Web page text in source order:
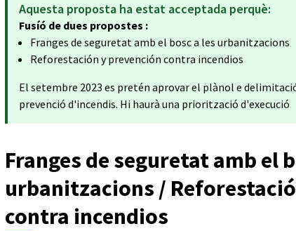
Aquesta proposta ha estat acceptada perquè:
Fusíó de dues propostes :
Franges de seguretat amb el bosc a les urbanitzacions
Reforestación y prevención contra incendios
El setembre 2023 es pretén aprovar el plànol e
prevenció d'incendis. Hi haurà una priorització d'execució
Franges de seguretat amb el
urbanitzacions /
contra incendios